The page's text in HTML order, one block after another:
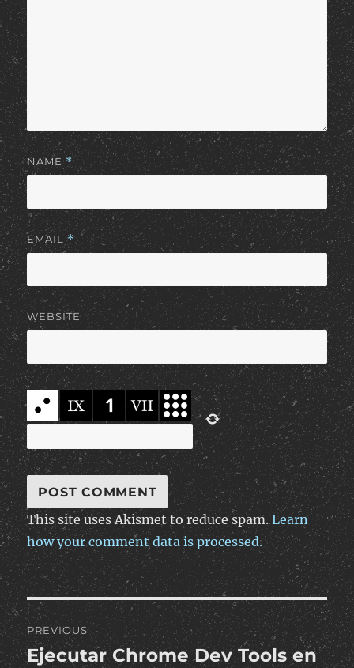
NAME *
EMAIL*
WEBSITE
This site uses Akismet to reduce spam.Learn
how your comment data is processed.
Post
navigation
PREVIOUS
Previous
Ejecutar Chrome Dev Tools en